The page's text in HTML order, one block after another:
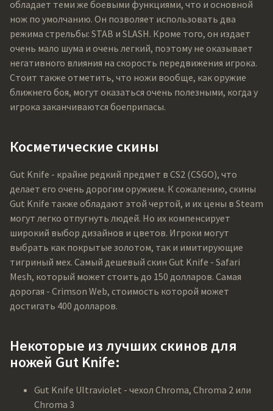
обладает теми же боевыми функциями, что и основной
нож по умолчанию. Он позволяет использовать два
режима стрельбы: STAB и SLASH. Кроме того, он издает
очень мало шума и очень легкий, поэтому не оказывает
негативного влияния на скорость передвижения игрока.
Стоит также отметить, что ножи вообще, как оружие
ближнего боя, могут оказаться очень полезными, когда у
игрока заканчиваются боеприпасы.
Косметические скины
Gut Knife - крайне редкий предмет в CS2 (CSGO), что
делает его очень дорогим оружием. К сожалению, скины
Gut Knife также обладают этой чертой, и их цены в Steam
могут легко отпугнуть людей. Но их компенсирует
широкий выбор дизайнов и цветов. Игроки могут
выбрать как покрытые золотом, так и имитирующие
тигриный мех. Самый дешевый скин Gut Knife - Safari
Mesh, который может стоить до 150 долларов. Самая
дорогая - Crimson Web, стоимость которой может
достигать 400 долларов.
Некоторые из лучших скинов для
ножей Gut Knife:
Gut Knife Ultraviolet - чехол Chroma, Chroma 2 или
Chroma 3